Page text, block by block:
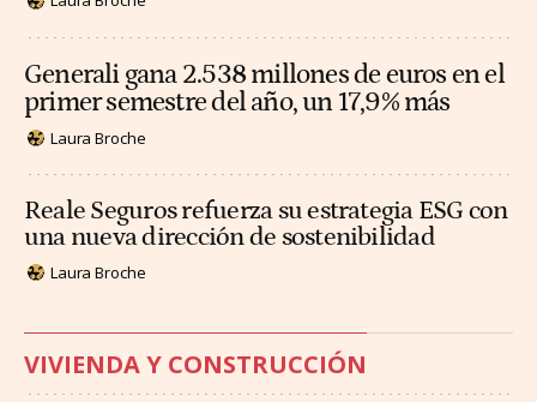
Generali gana 2.538 millones de euros en el
primer semestre del año, un 17,9% más
Laura Broche
Reale Seguros refuerza su estrategia ESG con
una nueva dirección de sostenibilidad
Laura Broche
VIVIENDA Y CONSTRUCCIÓN